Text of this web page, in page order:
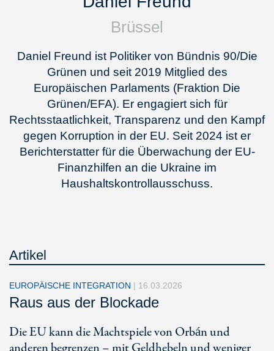
Brüssel
Daniel Freund ist Politiker von Bündnis 90/Die
Grünen und seit 2019 Mitglied des
Europäischen Parlaments (Fraktion Die
Grünen/EFA). Er engagiert sich für
Rechtsstaatlichkeit, Transparenz und den Kampf
gegen Korruption in der EU. Seit 2024 ist er
Berichterstatter für die Überwachung der EU-
Finanzhilfen an die Ukraine im
Haushaltskontrollausschuss.
Artikel
EUROPÄISCHE INTEGRATION | 16.03.2026
Raus aus der Blockade
Die EU kann die Machtspiele von Orbán und